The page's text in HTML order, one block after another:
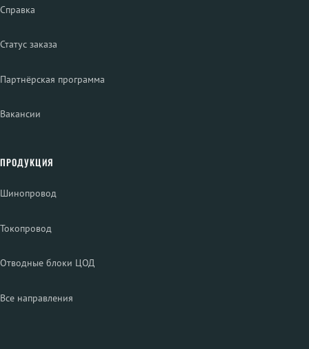
Справка
Статус заказа
Партнёрская программа
Вакансии
ПРОДУКЦИЯ
Шинопровод
Токопровод
Отводные блоки ЦОД
Все направления